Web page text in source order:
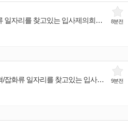
8분전
충북 청주시 흥덕구 에서 의류 일자리를 찾고있는 입사제의희망 인재입니다.
9분전
서울 영등포구 에서 구두/피혁/잡화류 일자리를 찾고있는 입사제의희망 인재입니다.